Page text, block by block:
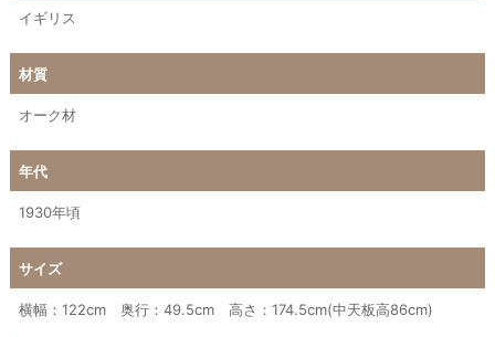
イギリス
材質
オーク材
年代
1930年頃
サイズ
横幅：122cm 奥行：49.5cm 高さ：174.5cm(中天板高86cm)